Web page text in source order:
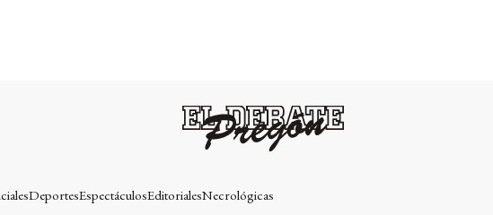
DeportesEspectáculosEditorialesNecrológicas